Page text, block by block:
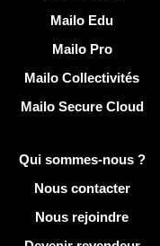
Mailo Edu
Mailo Pro
Mailo Collectivités
Mailo Secure Cloud
Qui sommes-nous ?
Nous contacter
Nous rejoindre